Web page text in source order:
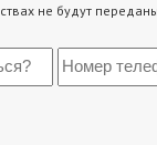
не будут